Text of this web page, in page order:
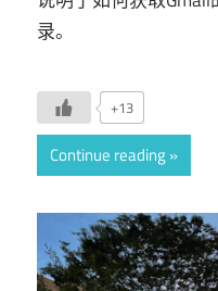
录。
+13
Continue reading